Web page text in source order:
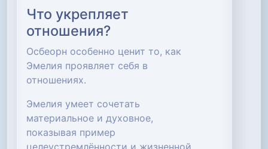
Что укрепляет
отношения?
Осбеорн особенно ценит то, как
Эмелия проявляет себя в
отношениях.
Эмелия умеет сочетать
материальное и духовное,
показывая пример
целеустремлённости и жизненной